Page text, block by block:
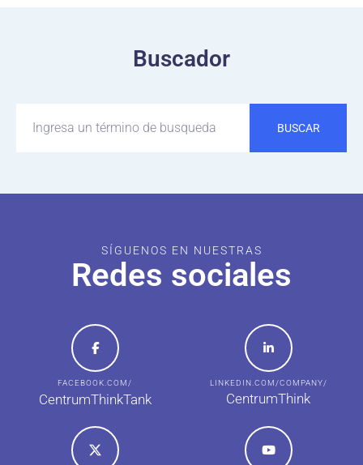
Buscador
BUSCAR
SÍGUENOS EN NUESTRAS
Redes sociales
FACEBOOK.COM/
CentrumThinkTank
LINKEDIN.COM/COMPANY/
CentrumThink